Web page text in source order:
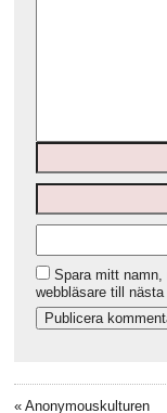
Spara mitt namn,
webbläsare till
« Anonymouskulturen